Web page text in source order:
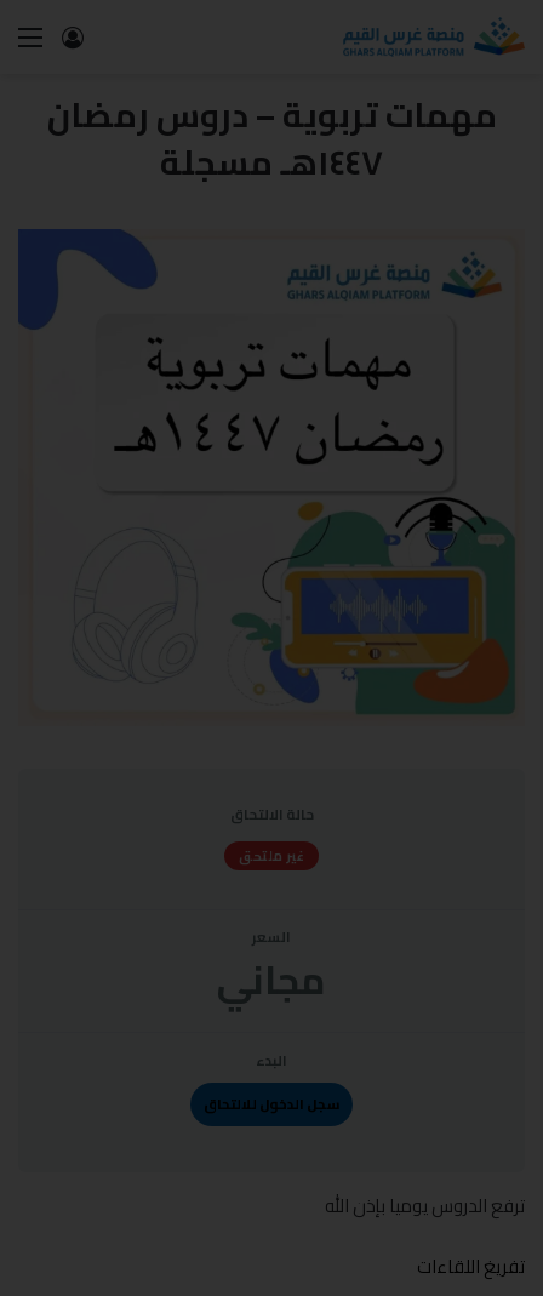
مهمات تربوية – دروس رمضان
١٤٤٧هـ مسجلة
حالة الالتحاق
غير ملتحق
السعر
مجاني
البدء
سجل الدخول للالتحاق
ترفع الدروس يوميا بإذن الله
تفريغ اللقاءات